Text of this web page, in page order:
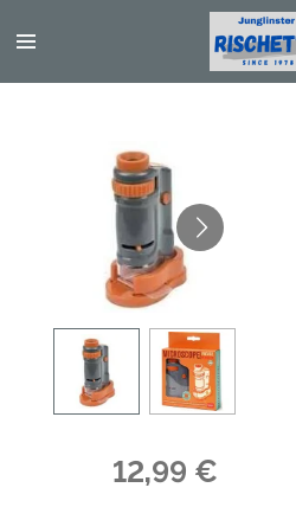
au
12,99 €